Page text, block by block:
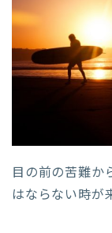
目の前の苦難か
はならない時が